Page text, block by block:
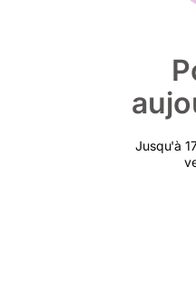
Jusqu'à